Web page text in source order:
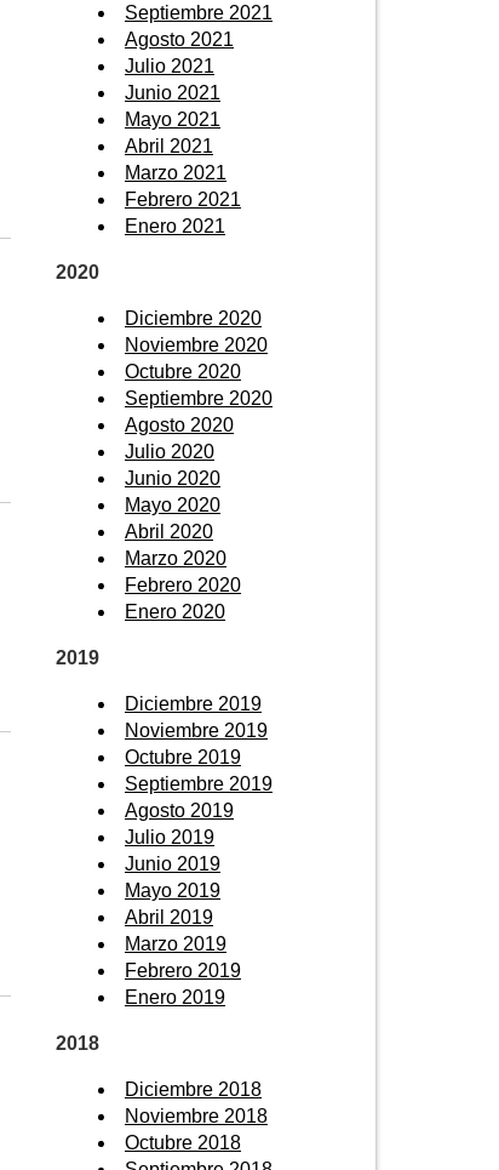
Septiembre 2021
Agosto 2021
Julio 2021
Junio 2021
Mayo 2021
Abril 2021
Marzo 2021
Febrero 2021
Enero 2021
2020
Diciembre 2020
Noviembre 2020
Octubre 2020
Septiembre 2020
Agosto 2020
Julio 2020
Junio 2020
Mayo 2020
Abril 2020
Marzo 2020
Febrero 2020
Enero 2020
2019
Diciembre 2019
Noviembre 2019
Octubre 2019
Septiembre 2019
Agosto 2019
Julio 2019
Junio 2019
Mayo 2019
Abril 2019
Marzo 2019
Febrero 2019
Enero 2019
2018
Diciembre 2018
Noviembre 2018
Octubre 2018